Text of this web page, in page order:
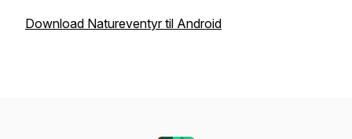
Download Natureventyr til Android